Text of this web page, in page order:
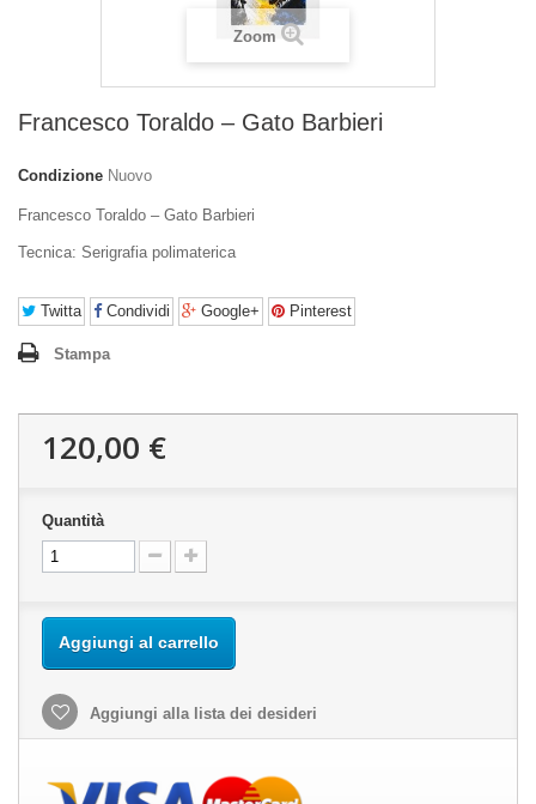
Zoom
Francesco Toraldo – Gato Barbieri
Condizione Nuovo
Francesco Toraldo – Gato Barbieri
Tecnica: Serigrafia polimaterica
Twitta Condividi Google+ Pinterest
Stampa
120,00 €
Quantità
Aggiungi al carrello
Aggiungi alla lista dei desideri